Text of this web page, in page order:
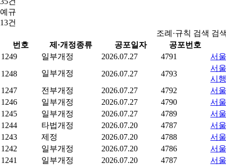
예규
13건
조례·규칙 검색 검
번호
제·개정종류 공포일자
공포번호
1249
일부개정 2026.07.27 4791
서
1248
일부개정 2026.07.27 4793
서
시
1247
전부개정 2026.07.27 4792
서
1246
일부개정 2026.07.27 4790
서
1245
일부개정 2026.07.27 4789
서
1244
타법개정 2026.07.20 4787
서
1243
제정 2026.07.20 4788
서
1242
일부개정 2026.07.20 4786
서
1241
일부개정 2026.07.20 4787
서